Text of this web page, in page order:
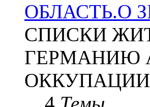
ОБЛАСТЬ.О
СПИСКИ
ГЕРМАНИЮ